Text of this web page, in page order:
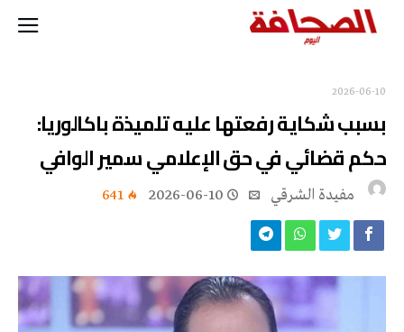
2026-06-10
بسبب شكاية رفعتها عليه تلميذة باكالوريا:
حكم قضائي في حق الإعلامي سمير الوافي
مفيدة الشرقي 2026-06-10
641